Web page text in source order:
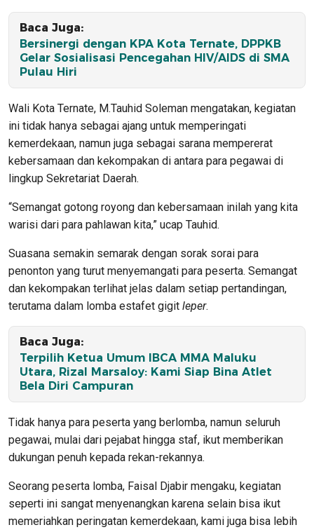
Baca Juga:
Bersinergi dengan KPA Kota Ternate, DPPKB
Gelar Sosialisasi Pencegahan HIV/AIDS di SMA
Pulau Hiri
Wali Kota Ternate, M.Tauhid Soleman mengatakan, kegiatan
ini tidak hanya sebagai ajang untuk memperingati
kemerdekaan, namun juga sebagai sarana mempererat
kebersamaan dan kekompakan di antara para pegawai di
lingkup Sekretariat Daerah.
“Semangat gotong royong dan kebersamaan inilah yang kita
warisi dari para pahlawan kita,” ucap Tauhid.
Suasana semakin semarak dengan sorak sorai para
penonton yang turut menyemangati para peserta. Semangat
dan kekompakan terlihat jelas dalam setiap pertandingan,
terutama dalam lomba estafet gigit leper.
Baca Juga:
Terpilih Ketua Umum IBCA MMA Maluku
Utara, Rizal Marsaloy: Kami Siap Bina Atlet
Bela Diri Campuran
Tidak hanya para peserta yang berlomba, namun seluruh
pegawai, mulai dari pejabat hingga staf, ikut memberikan
dukungan penuh kepada rekan-rekannya.
Seorang peserta lomba, Faisal Djabir mengaku, kegiatan
seperti ini sangat menyenangkan karena selain bisa ikut
memeriahkan peringatan kemerdekaan, kami juga bisa lebih